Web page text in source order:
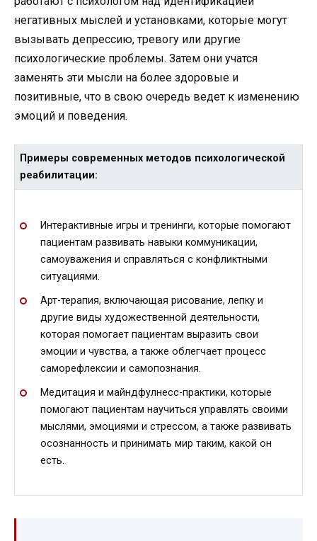
негативных мыслей и установками, которые могут
вызывать депрессию, тревогу или другие
психологические проблемы. Затем они учатся
заменять эти мысли на более здоровые и
позитивные, что в свою очередь ведет к изменению
эмоций и поведения.
Примеры современных методов психологической
реабилитации:
Интерактивные игры и тренинги, которые помогают
пациентам развивать навыки коммуникации,
самоуважения и справляться с конфликтными
ситуациями.
Арт-терапия, включающая рисование, лепку и
другие виды художественной деятельности,
которая помогает пациентам выразить свои
эмоции и чувства, а также облегчает процесс
саморефлексии и самопознания.
Медитация и майндфулнесс-практики, которые
помогают пациентам научиться управлять своими
мыслями, эмоциями и стрессом, а также развивать
осознанность и принимать мир таким, какой он
есть.